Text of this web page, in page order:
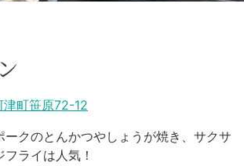
町笹原72-12
ークのとんかつやしょうが焼き、サクサ
ライは人気！